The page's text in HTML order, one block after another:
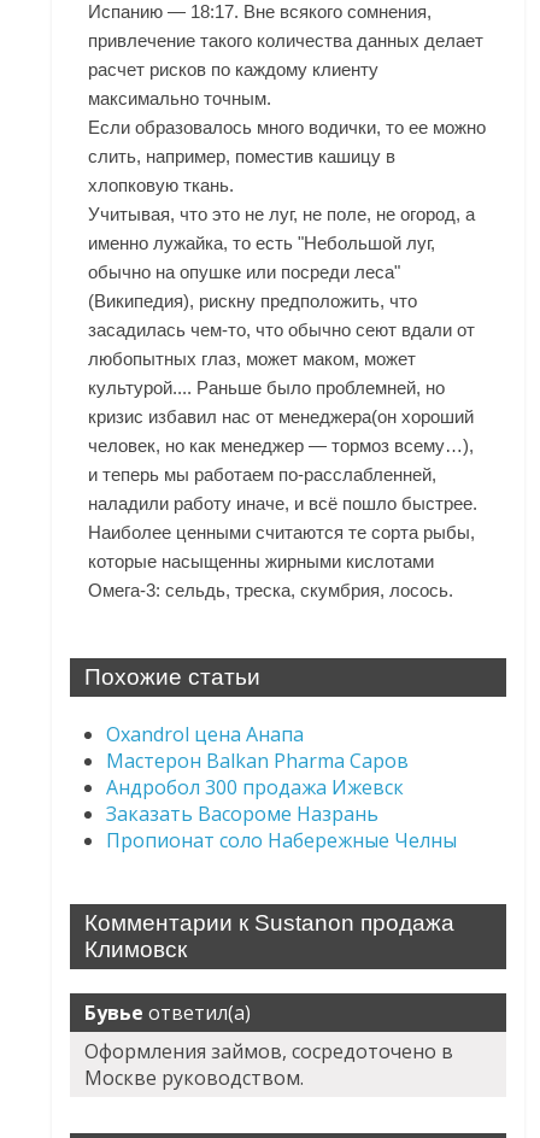
Испанию — 18:17. Вне всякого сомнения,
привлечение такого количества данных делает
расчет рисков по каждому клиенту
максимально точным.
Если образовалось много водички, то ее можно
слить, например, поместив кашицу в
хлопковую ткань.
Учитывая, что это не луг, не поле, не огород, а
именно лужайка, то есть "Небольшой луг,
обычно на опушке или посреди леса"
(Википедия), рискну предположить, что
засадилась чем-то, что обычно сеют вдали от
любопытных глаз, может маком, может
культурой.... Раньше было проблемней, но
кризис избавил нас от менеджера(он хороший
человек, но как менеджер — тормоз всему…),
и теперь мы работаем по-расслабленней,
наладили работу иначе, и всё пошло быстрее.
Наиболее ценными считаются те сорта рыбы,
которые насыщенны жирными кислотами
Омега-3: сельдь, треска, скумбрия, лосось.
Похожие статьи
Oxandrol цена Анапа
Мастерон Balkan Pharma Саров
Андробол 300 продажа Ижевск
Заказать Васороме Назрань
Пропионат соло Набережные Челны
Комментарии к Sustanon продажа
Климовск
Бувье ответил(а)
Оформления займов, сосредоточено в
Москве руководством.